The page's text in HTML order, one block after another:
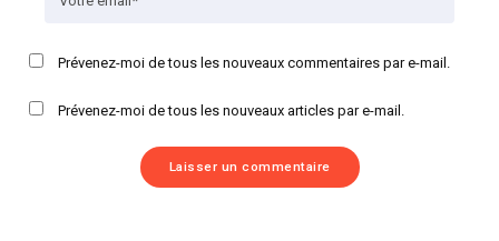
Prévenez-moi de tous les nouveaux commentaires par e-mail.
Prévenez-moi de tous les nouveaux articles par e-mail.